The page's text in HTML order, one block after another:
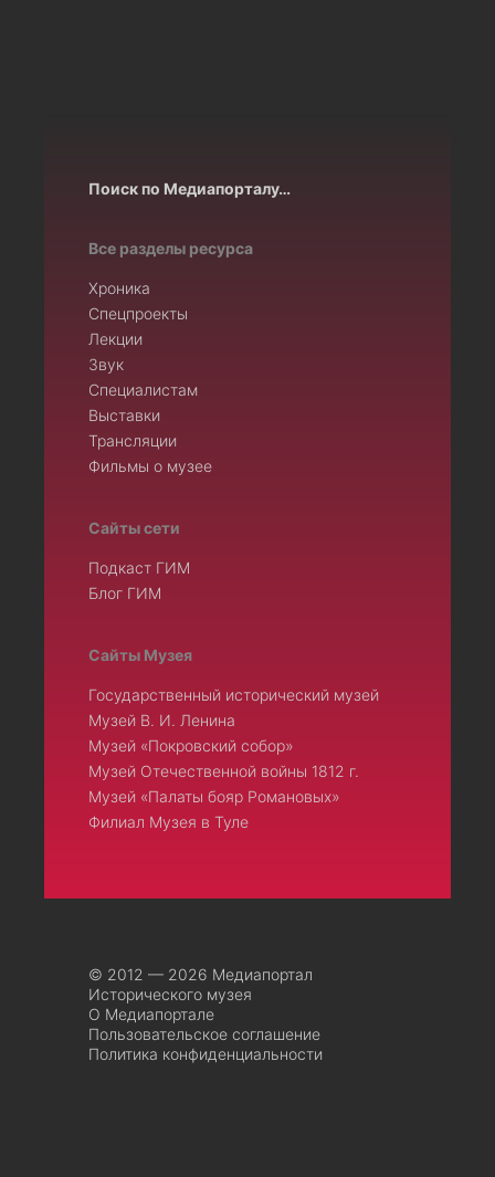
Поиск по Медиапорталу…
Все разделы ресурса
Хроника
Спецпроекты
Лекции
Звук
Специалистам
Выставки
Трансляции
Фильмы о музее
Сайты сети
Подкаст ГИМ
Блог ГИМ
Сайты Музея
Государственный исторический музей
Музей В. И. Ленина
Музей «Покровский собор»
Музей Отечественной войны 1812 г.
Музей «Палаты бояр Романовых»
Филиал Музея в Туле
© 2012 — 2026 Медиапортал
Исторического музея
О Медиапортале
Пользовательское соглашение
Политика конфиденциальности